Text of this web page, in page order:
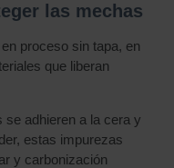
las mechas
proceso sin tapa, en
que liberan
se adhieren a la cera y
estas impurezas
y carbonización